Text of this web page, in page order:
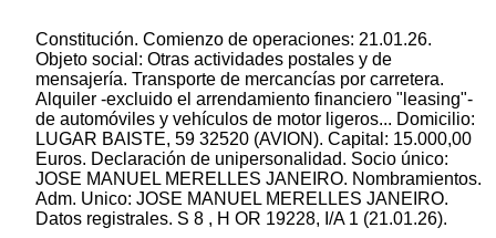
Constitución. Comienzo de operaciones: 21.01.26.
Objeto social: Otras actividades postales y de
mensajería. Transporte de mercancías por carretera.
Alquiler -excluido el arrendamiento financiero "leasing"-
de automóviles y vehículos de motor ligeros... Domicilio:
LUGAR BAISTE, 59 32520 (AVION). Capital: 15.000,00
Euros. Declaración de unipersonalidad. Socio único:
JOSE MANUEL MERELLES JANEIRO. Nombramientos.
Adm. Unico: JOSE MANUEL MERELLES JANEIRO.
Datos registrales. S 8 , H OR 19228, I/A 1 (21.01.26).